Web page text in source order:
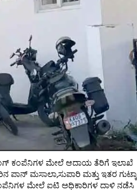
ಕಂಪೆನಿಗಳ ಮೇಲೆ ಆದಾಯ ತೆರಿಗೆ ಇಲಾಖೆ
ಮಸಾಲಾ,ಸುಪಾರಿ ಮತ್ತು ಇತರ ಗುಟ್ಕಾ
ಕಂಪೆನಿಗಳ ಮೇಲೆ ಐಟಿ ಅಧಿಕಾರಿಗಳ ದಾಳಿ ನಡೆಸಿ